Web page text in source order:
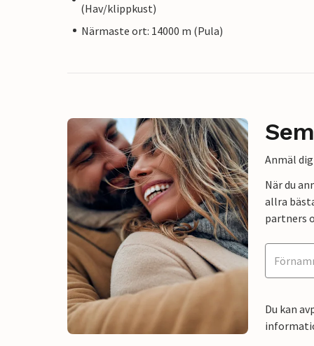
(Hav/klippkust)
Närmaste ort: 14000 m (Pula)
Anmäl
När du
allra
partners
Du kan